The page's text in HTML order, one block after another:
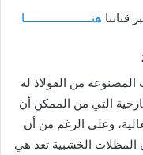
قتاتنا هنـــــــــــــــــــــا
المصنوعة من الفولاذ له
التي من الممكن أن
وعلى الرغم من أن
المظلات الخشبية تعد هي